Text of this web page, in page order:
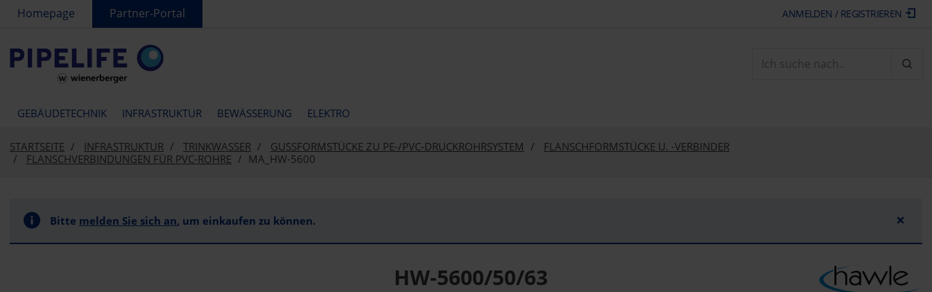
text.skipToContent
text.skipToNavigation
Homepage Partner-Portal ANMELDEN / REGISTRIEREN
GEBÄUDETECHNIK INFRASTRUKTUR BEWÄSSERUNG ELEKTRO
STARTSEITE INFRASTRUKTUR TRINKWASSER GUSSFORMSTÜCKE ZU PE-/PVC-DRUCKROHRSYSTEM
FLANSCHFORMSTÜCKE U. -VERBINDER
FLANSCHVERBINDUNGEN FÜR PVC-ROHRE
MA_HW-5600
Bitte melden Sie sich an, um einkaufen zu können. ×
HW-5600/50/63